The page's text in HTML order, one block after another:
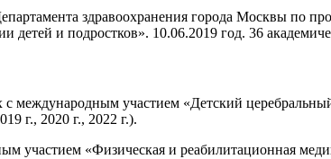
здравоохранения города Москвы по
и подростков». 10.06.2019 год. 36
международным участием «Детский
г., 2020 г., 2022 г.).
участием «Физическая и реабилитационная